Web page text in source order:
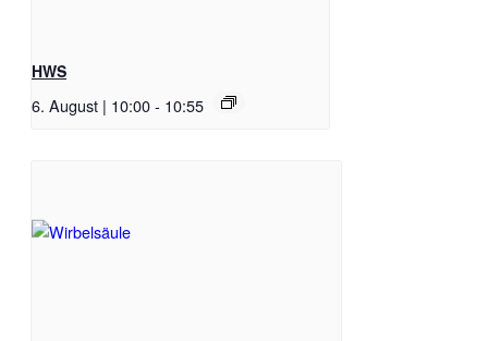
HWS
6. August | 10:00- 10:55